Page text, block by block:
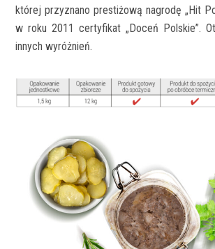
której przyznano prestiżową nagrodę „Hit
w roku 2011 certyfikat „Doceń Polskie”.
innych wyróżnień.